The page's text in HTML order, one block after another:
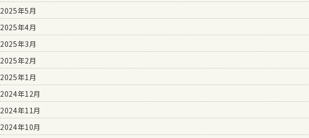
2025年5月
2025年4月
2025年3月
2025年2月
2025年1月
2024年12月
2024年11月
2024年10月